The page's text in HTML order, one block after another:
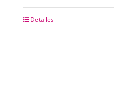
Detalles